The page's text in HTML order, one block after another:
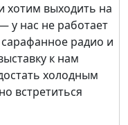
хотим выходить на
у нас не работает
сарафанное радио и
к нам
холодным
встретиться